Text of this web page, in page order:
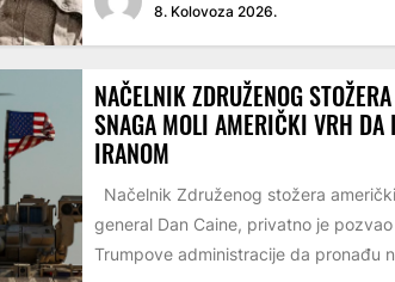
8. Kolovoza 2026.
NAČELNIK ZDRUŽENOG
SNAGA MOLI AMERIČKI VRH DA
IRANOM
Načelnik Združenog stožera
general Dan Caine, privatno je
Trumpove administracije da pronađu